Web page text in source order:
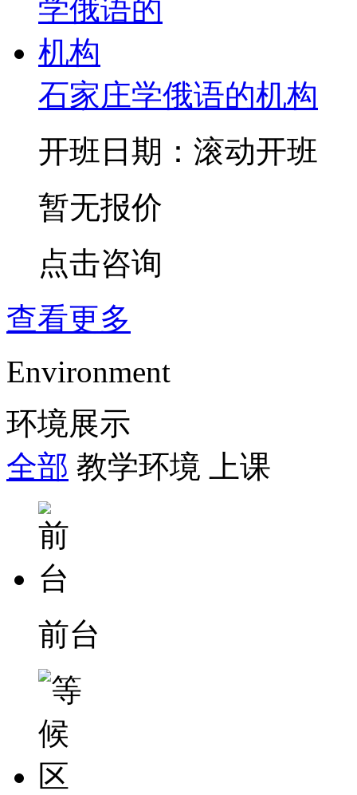
石家庄学俄语的机构
开班日期：滚动开班
暂无报价
点击咨询
查看更多
Environment
环境展示
全部 教学环境 上课
前台